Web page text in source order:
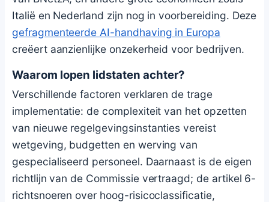
Italië en Nederland zijn nog in voorbereiding. Deze
gefragmenteerde AI-handhaving in Europa
creëert aanzienlijke onzekerheid voor bedrijven.
Waarom lopen lidstaten achter?
Verschillende factoren verklaren de trage
implementatie: de complexiteit van het opzetten
van nieuwe regelgevingsinstanties vereist
wetgeving, budgetten en werving van
gespecialiseerd personeel. Daarnaast is de eigen
richtlijn van de Commissie vertraagd; de artikel 6-
richtsnoeren over hoog-risicoclassificatie,